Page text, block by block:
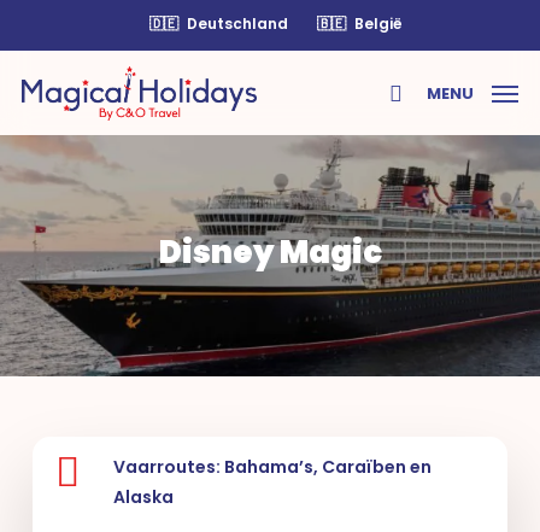
main
content
🇩🇪 Deutschland 🇧🇪 België
search
MENU
Disney Magic
Vaarroutes: Bahama’s, Caraïben en
Alaska